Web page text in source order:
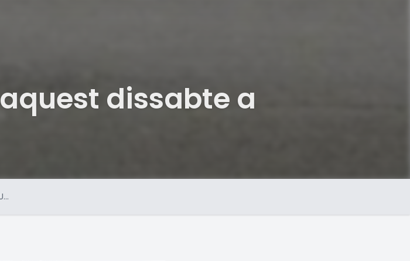
dissabte a